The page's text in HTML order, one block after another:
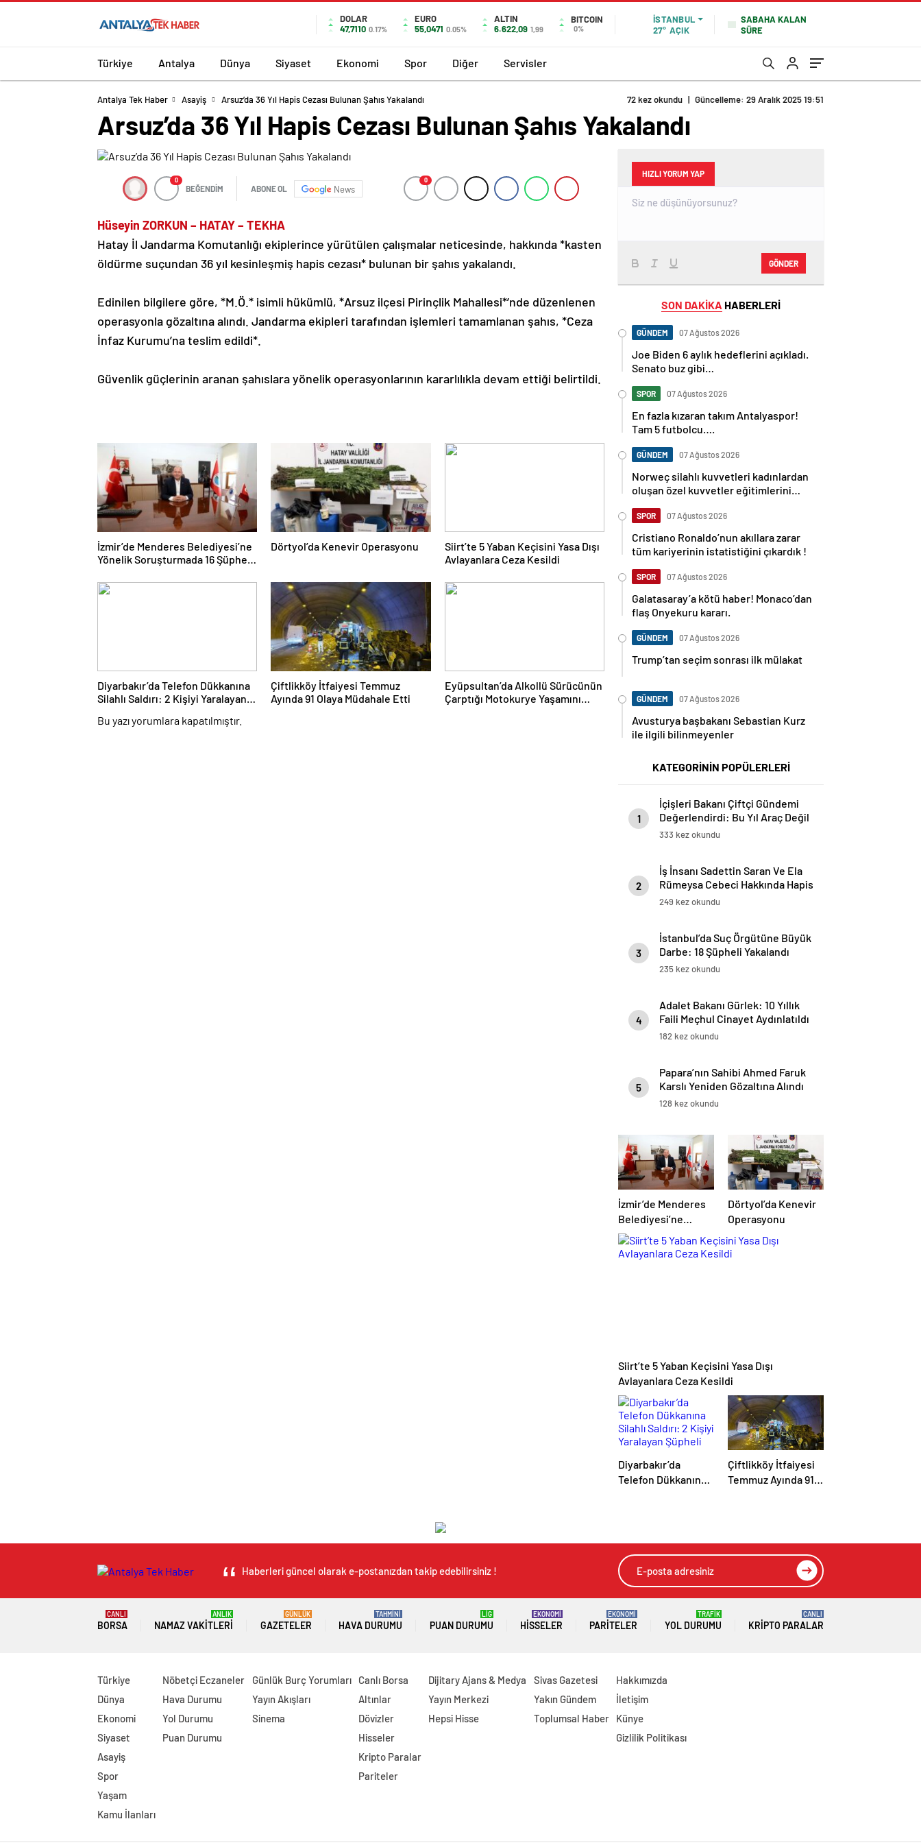
DOLAR
47,7110 0.17%
EURO
55,0471 0.05%
ALTIN
6.622,09 1,99
BITCOIN
0%
İSTANBUL
27° AÇIK
SABAHA KALAN
SÜRE
Türkiye Antalya Dünya Siyaset Ekonomi Spor Diğer Servisler
Antalya Tek Haber Asayiş Arsuz’da 36 Yıl Hapis Cezası Bulunan Şahıs Yakalandı 72 kez okundu | Güncelleme: 29 Aralık 2025 19:51
Arsuz’da 36 Yıl Hapis Cezası Bulunan Şahıs Yakalandı
0
BEĞENDİM ABONE OL News
0
Hüseyin ZORKUN – HATAY – TEKHA
Hatay İl Jandarma Komutanlığı ekiplerince yürütülen çalışmalar neticesinde, hakkında *kasten
öldürme suçundan 36 yıl kesinleşmiş hapis cezası* bulunan bir şahıs yakalandı.
Edinilen bilgilere göre, *M.Ö.* isimli hükümlü, *Arsuz ilçesi Pirinçlik Mahallesi*’nde düzenlenen
operasyonla gözaltına alındı. Jandarma ekipleri tarafından işlemleri tamamlanan şahıs, *Ceza
İnfaz Kurumu’na teslim edildi*.
Güvenlik güçlerinin aranan şahıslara yönelik operasyonlarının kararlılıkla devam ettiği belirtildi.
İzmir’de Menderes Belediyesi’ne
Yönelik Soruşturmada 16 Şüpheli
Dörtyol’da Kenevir Operasyonu
Siirt’te 5 Yaban Keçisini Yasa Dışı
Avlayanlara Ceza Kesildi
Diyarbakır’da Telefon Dükkanına
Silahlı Saldırı: 2 Kişiyi Yaralayan
Çiftlikköy İtfaiyesi Temmuz
Ayında 91 Olaya Müdahale Etti
Eyüpsultan’da Alkollü Sürücünün
Çarptığı Motokurye Yaşamını
Bu yazı yorumlara kapatılmıştır.
HIZLI YORUM YAP
GÖNDER
SON DAKİKA HABERLERİ
GÜNDEM 07 Ağustos 2026
Joe Biden 6 aylık hedeflerini açıkladı.
Senato buz gibi…
SPOR 07 Ağustos 2026
En fazla kızaran takım Antalyaspor!
Tam 5 futbolcu….
GÜNDEM 07 Ağustos 2026
Norweç silahlı kuvvetleri kadınlardan
oluşan özel kuvvetler eğitimlerini
SPOR 07 Ağustos 2026
Cristiano Ronaldo’nun akıllara zarar
tüm kariyerinin istatistiğini çıkardık !
SPOR 07 Ağustos 2026
Galatasaray’a kötü haber! Monaco’dan
flaş Onyekuru kararı.
GÜNDEM 07 Ağustos 2026
Trump’tan seçim sonrası ilk mülakat
GÜNDEM 07 Ağustos 2026
Avusturya başbakanı Sebastian Kurz
ile ilgili bilinmeyenler
KATEGORİNİN POPÜLERLERİ
1
İçişleri Bakanı Çiftçi Gündemi
Değerlendirdi: Bu Yıl Araç Değil
Lojman Alacağız
333 kez okundu
2
İş İnsanı Sadettin Saran Ve Ela
Rümeysa Cebeci Hakkında Hapis
İstemi
249 kez okundu
3
İstanbul’da Suç Örgütüne Büyük
Darbe: 18 Şüpheli Yakalandı
235 kez okundu
4
Adalet Bakanı Gürlek: 10 Yıllık
Faili Meçhul Cinayet Aydınlatıldı
182 kez okundu
5
Papara’nın Sahibi Ahmed Faruk
Karslı Yeniden Gözaltına Alındı
128 kez okundu
İzmir’de Menderes
Belediyesi’ne
Yönelik
Soruşturmada 16
Şüpheli Adliyede
Dörtyol’da Kenevir
Operasyonu
Siirt’te 5 Yaban Keçisini Yasa Dışı
Avlayanlara Ceza Kesildi
Diyarbakır’da
Telefon Dükkanına
Çiftlikköy İtfaiyesi
Temmuz Ayında 91
Haberleri güncel olarak e-postanızdan takip edebilirsiniz !
BORSA
CANLI
NAMAZ VAKITLERI
ANLIK
GAZETELER
GÜNLÜK
HAVA DURUMU
TAHMİNİ
PUAN DURUMU
LİG
HISSELER
EKONOMİ
PARITELER
EKONOMİ
YOL DURUMU
TRAFİK
KRIPTO PARALAR
CANLI
Türkiye
Dünya
Ekonomi
Siyaset
Asayiş
Spor
Yaşam
Kamu İlanları
Nöbetçi Eczaneler
Hava Durumu
Yol Durumu
Puan Durumu
Günlük Burç Yorumları
Yayın Akışları
Sinema
Canlı Borsa
Altınlar
Dövizler
Hisseler
Kripto Paralar
Pariteler
Dijitary Ajans & Medya
Yayın Merkezi
Hepsi Hisse
Sivas Gazetesi
Yakın Gündem
Toplumsal Haber
Hakkımızda
İletişim
Künye
Gizlilik Politikası